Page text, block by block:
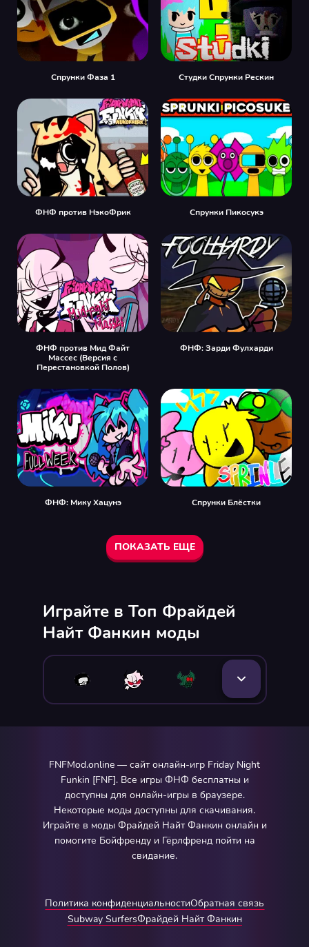
Спрунки Фаза 1 Студки Спрунки Рескин
ФНФ против НэкоФрик Спрунки Пикосукэ
ФНФ против Мид Файт
Массес (Версия с
Перестановкой Полов)
ФНФ: Зарди Фулхарди
ФНФ: Мику Хацунэ Спрунки Блёстки
ПОКАЗАТЬ ЕЩЕ
Играйте в Топ Фрайдей
Найт Фанкин моды
FNFMod.online — сайт онлайн-игр Friday Night
Funkin [FNF]. Все игры ФНФ бесплатны и
доступны для онлайн-игры в браузере.
Некоторые моды доступны для скачивания.
Играйте в моды Фрайдей Найт Фанкин онлайн и
помогите Бойфренду и Гёрлфренд пойти на
свидание.
Политика конфиденциальностиОбратная связь
Subway SurfersФрайдей Найт Фанкин